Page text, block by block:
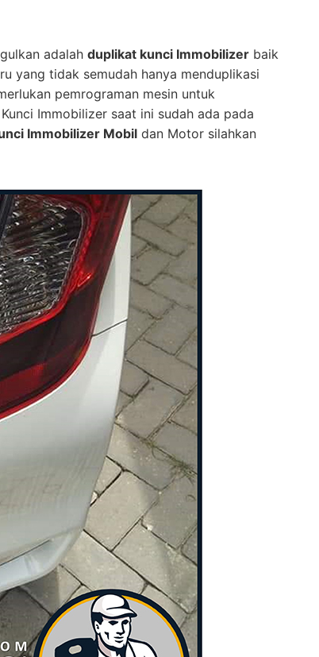
adalah duplikat kunci Immobilizer baik
yang tidak semudah hanya menduplikasi
pemrograman mesin untuk
Immobilizer saat ini sudah ada pada
Immobilizer Mobil dan Motor silahkan